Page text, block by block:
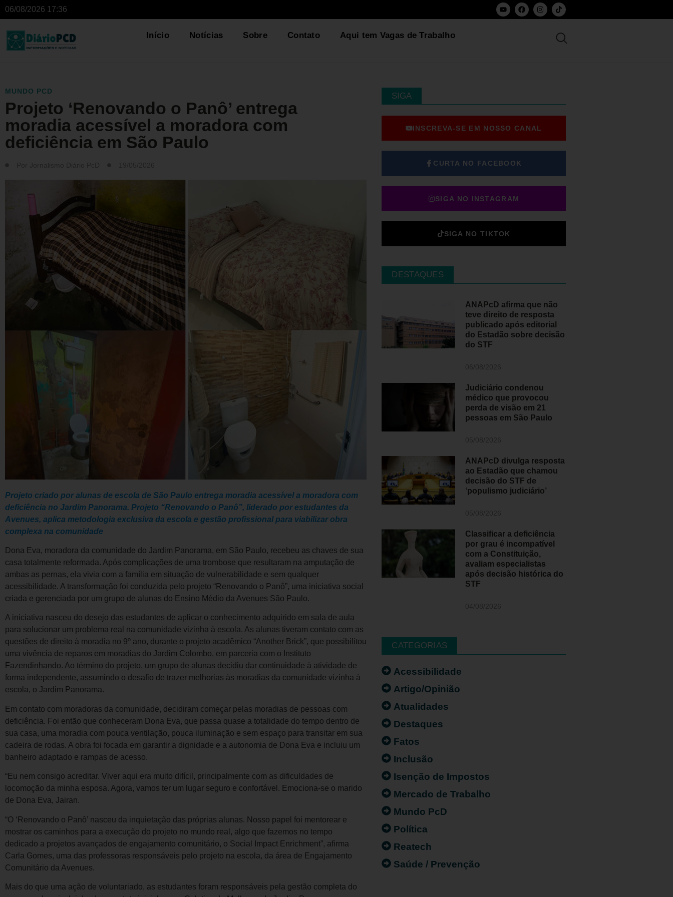
06/08/2026 17:36
Início Notícias Sobre Contato Aqui tem Vagas de Trabalho
MUNDO PCD
Projeto ‘Renovando o Panô’ entrega
moradia acessível a moradora com
deficiência em São Paulo
Projeto criado por alunas de escola de São Paulo entrega moradia acessível a moradora com
deficiência no Jardim Panorama. Projeto “Renovando o Panô”, liderado por estudantes da
Avenues, aplica metodologia exclusiva da escola e gestão profissional para viabilizar obra
complexa na comunidade
Dona Eva, moradora da comunidade do Jardim Panorama, em São Paulo, recebeu as chaves de sua
casa totalmente reformada. Após complicações de uma trombose que resultaram na amputação de
ambas as pernas, ela vivia com a família em situação de vulnerabilidade e sem qualquer
acessibilidade. A transformação foi conduzida pelo projeto “Renovando o Panô”, uma iniciativa social
criada e gerenciada por um grupo de alunas do Ensino Médio da Avenues São Paulo.
A iniciativa nasceu do desejo das estudantes de aplicar o conhecimento adquirido em sala de aula
para solucionar um problema real na comunidade vizinha à escola. As alunas tiveram contato com as
questões de direito à moradia no 9º ano, durante o projeto acadêmico “Another Brick”, que possibilitou
uma vivência de reparos em moradias do Jardim Colombo, em parceria com o Instituto
Fazendinhando. Ao término do projeto, um grupo de alunas decidiu dar continuidade à atividade de
forma independente, assumindo o desafio de trazer melhorias às moradias da comunidade vizinha à
escola, o Jardim Panorama.
Em contato com moradoras da comunidade, decidiram começar pelas moradias de pessoas com
deficiência. Foi então que conheceram Dona Eva, que passa quase a totalidade do tempo dentro de
sua casa, uma moradia com pouca ventilação, pouca iluminação e sem espaço para transitar em sua
cadeira de rodas. A obra foi focada em garantir a dignidade e a autonomia de Dona Eva e incluiu um
banheiro adaptado e rampas de acesso.
“Eu nem consigo acreditar. Viver aqui era muito difícil, principalmente com as dificuldades de
locomoção da minha esposa. Agora, vamos ter um lugar seguro e confortável. Emociona-se o marido
de Dona Eva, Jairan.
“O ‘Renovando o Panô’ nasceu da inquietação das próprias alunas. Nosso papel foi mentorear e
mostrar os caminhos para a execução do projeto no mundo real, algo que fazemos no tempo
dedicado a projetos avançados de engajamento comunitário, o Social Impact Enrichment”, afirma
Carla Gomes, uma das professoras responsáveis pelo projeto na escola, da área de Engajamento
Comunitário da Avenues.
Mais do que uma ação de voluntariado, as estudantes foram responsáveis pela gestão completa do
SIGA
INSCREVA-SE EM NOSSO CANAL
CURTA NO FACEBOOK
SIGA NO INSTAGRAM
SIGA NO TIKTOK
DESTAQUES
ANAPcD afirma que não
teve direito de resposta
publicado após editorial
do Estadão sobre decisão
do STF
Judiciário condenou
médico que provocou
perda de visão em 21
pessoas em São Paulo
ANAPcD divulga resposta
ao Estadão que chamou
decisão do STF de
‘populismo judiciário’
Classificar a deficiência
por grau é incompatível
com a Constituição,
avaliam especialistas
após decisão histórica do
STF
CATEGORIAS
Acessibilidade
Artigo/Opinião
Atualidades
Destaques
Fatos
Inclusão
Isenção de Impostos
Mercado de Trabalho
Mundo PcD
Política
Reatech
Saúde / Prevenção